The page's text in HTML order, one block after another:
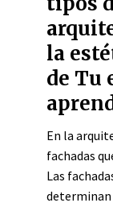
la
de Tu
En la
fachadas
Las
determinan